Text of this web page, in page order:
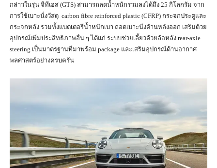
กล่าวในรุ่น จีทีเอส (GTS) สามารถลดน้ำหนักรวมลงได้ถึง 25 กิโลกรัม จาก
การใช้เบาะนั่งวัสดุ carbon fibre reinforced plastic (CFRP) กระจกประตูและ
กระจกหลัง รวมทั้งแบตเตอรีน้ำหนักเบา ถอดเบาะนั่งด้านหลังออก เสริมด้วย
อุปกรณ์เพิ่มประสิทธิภาพอื่น ๆ ได้แก่ ระบบช่วยเลี้ยวด้วยล้อหลัง rear-axle
steering เป็นมาตรฐานที่มาพร้อม package และเสริมอุปกรณ์ด้านอากาศ
พลศาสตร์อย่างครบครัน